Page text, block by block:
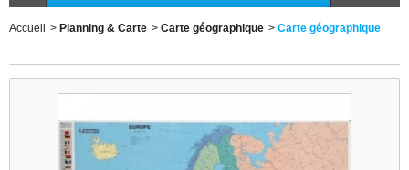
Accueil > Planning & Carte > Carte géographique > Carte géographique